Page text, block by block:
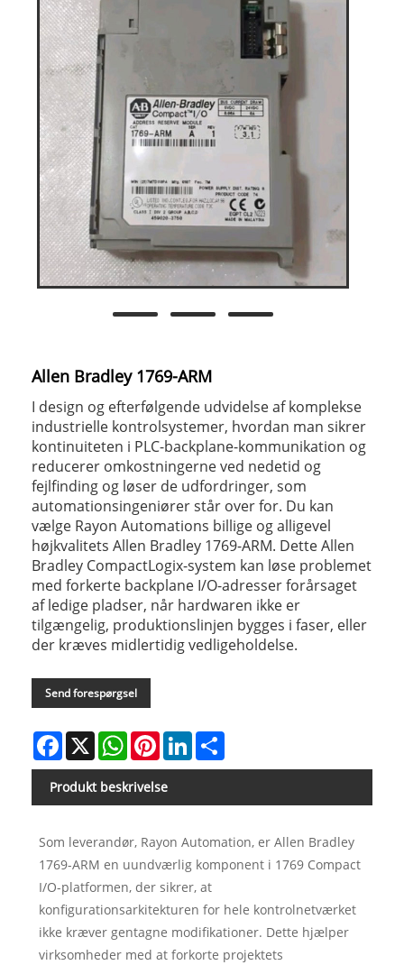
Allen Bradley 1769-ARM
I design og efterfølgende udvidelse af komplekse
industrielle kontrolsystemer, hvordan man sikrer
kontinuiteten i PLC-backplane-kommunikation og
reducerer omkostningerne ved nedetid og
fejlfinding og løser de udfordringer, som
automationsingeniører står over for. Du kan
vælge Rayon Automations billige og alligevel
højkvalitets Allen Bradley 1769-ARM. Dette Allen
Bradley CompactLogix-system kan løse problemet
med forkerte backplane I/O-adresser forårsaget
af ledige pladser, når hardwaren ikke er
tilgængelig, produktionslinjen bygges i faser, eller
der kræves midlertidig vedligeholdelse.
Send forespørgsel
Facebook
X WhatsAppPinterestLinkedIn
Produkt beskrivelse
Som leverandør, Rayon Automation, er Allen Bradley
1769-ARM en uundværlig komponent i 1769 Compact
I/O-platformen, der sikrer, at
konfigurationsarkitekturen for hele kontrolnetværket
ikke kræver gentagne modifikationer. Dette hjælper
virksomheder med at forkorte projektets